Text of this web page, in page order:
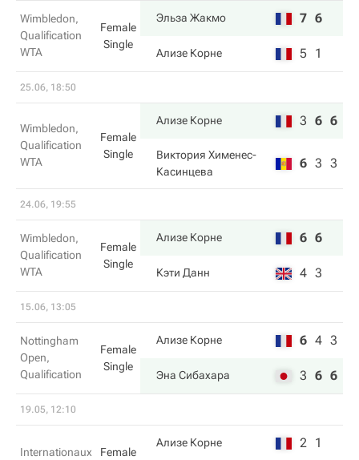
Wimbledon,
Qualification
WTA
Female
Single
Эльза Жакмо 7 6
Ализе Корне 5 1
25.06, 18:50
Wimbledon,
Qualification
WTA
Female
Single
Ализе Корне 3 6 6
Виктория Хименес-
Касинцева
6 3 3
24.06, 19:55
Wimbledon,
Qualification
WTA
Female
Single
Ализе Корне 6 6
Кэти Данн 4 3
15.06, 13:05
Nottingham
Open,
Qualification
Female
Single
Ализе Корне 6 4 3
Эна Сибахара 3 6 6
19.05, 12:10
Internationaux Female
Ализе Корне 2 1